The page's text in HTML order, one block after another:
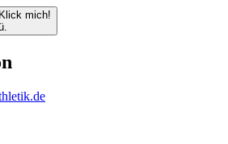
Klick mich!